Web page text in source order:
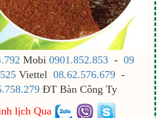
Mobi 0901.852.853- 09
Viettel 08.62.576.679-
ĐT Bàn Công Ty
lịch Qua